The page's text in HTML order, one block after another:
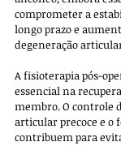
comprometer a
longo prazo e
degeneração
A fisioterapia pós-
essencial na
membro. O controle
articular precoce e
contribuem para